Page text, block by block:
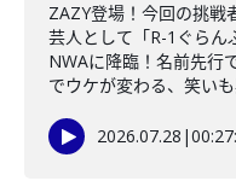
ZAZY登場！今回の挑戦
芸人として「R-1ぐらん
NWAに降臨！名前先行
でウケが変わる、笑い
2026.07.28 |